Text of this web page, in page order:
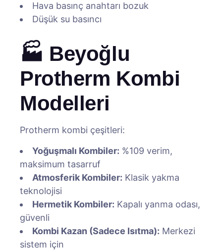
Hava basınç anahtarı bozuk
Düşük su basıncı
🏭 Beyoğlu
Protherm Kombi
Modelleri
Protherm kombi çeşitleri:
Yoğuşmalı Kombiler: %109 verim,
maksimum tasarruf
Atmosferik Kombiler: Klasik yakma
teknolojisi
Hermetik Kombiler: Kapalı yanma odası,
güvenli
Kombi Kazan (Sadece Isıtma): Merkezi
sistem için